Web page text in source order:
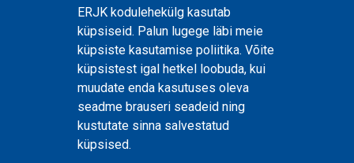
ERJK kodulehekülg kasutab
küpsiseid. Palun lugege läbi meie
küpsiste kasutamise poliitika. Võite
küpsistest igal hetkel loobuda, kui
muudate enda kasutuses oleva
seadme brauseri seadeid ning
kustutate sinna salvestatud
küpsised.
API dokumentatsiooni leiate lehelt:
https://erjk.ee/avaandmed .
Küsimuste korral kirjutageerjk@riigikogu.ee.